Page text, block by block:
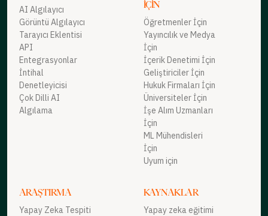
AI Algılayıcı
Görüntü Algılayıcı
Tarayıcı Eklentisi
API
Entegrasyonlar
İntihal
Denetleyicisi
Çok Dilli AI
Algılama
İÇIN
Öğretmenler İçin
Yayıncılık ve Medya
İçin
İçerik Denetimi İçin
Geliştiriciler İçin
Hukuk Firmaları İçin
Üniversiteler İçin
İşe Alım Uzmanları
İçin
ML Mühendisleri
İçin
Uyum için
ARAŞTIRMA
Yapay Zeka Tespiti
KAYNAKLAR
Yapay zeka eğitimi